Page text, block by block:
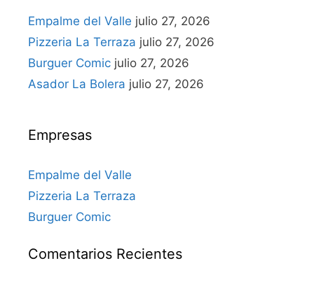
Empalme del Valle julio 27, 2026
Pizzeria La Terraza julio 27, 2026
Burguer Comic julio 27, 2026
Asador La Bolera julio 27, 2026
Empresas
Empalme del Valle
Pizzeria La Terraza
Burguer Comic
Comentarios Recientes